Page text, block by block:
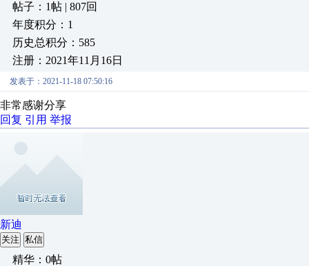
帖子：1帖 | 807回
年度积分：1
历史总积分：585
注册：2021年11月16日
发表于：2021-11-18 07:50:16
非常感谢分享
回复 引用 举报
新迪
关注 私信
精华：0帖